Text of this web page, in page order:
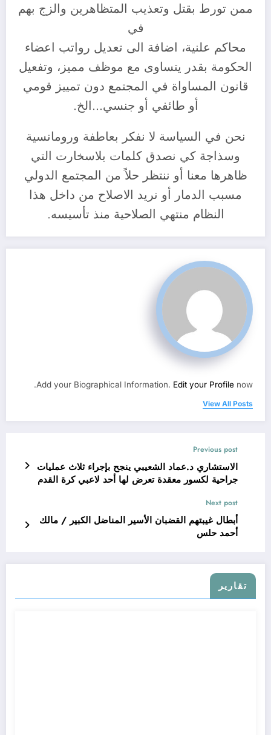
ممن تورط بقتل وتعذيب المتظاهرين والزج بهم
في
محاكم علنية، اضافة الى تعديل رواتب اعضاء
الحكومة بقدر يتساوى مع موظف مميز، وتفعيل
قانون المساواة في المجتمع دون تمييز قومي
أو طائفي أو جنسي…الخ.
نحن في السياسة لا نفكر بعاطفة ورومانسية
وسذاجة كي نصدق كلمات بلاسخارت التي
ظاهرها معنا أو ننتظر حلاً من المجتمع الدولي
مسبب الدمار أو نريد الاصلاح من داخل هذا
النظام منتهي الصلاحية منذ تأسيسه.
Add your Biographical Information. Edit your Profile now.
View All Posts
Previous post
الاستشاري د.عماد الشعيبي ينجح بإجراء ثلاث عمليات
جراحية لكسور معقدة تعرض لها أحد لاعبي كرة القدم
Next post
أبطال غيبتهم القضبان الأسير المناضل الكبير / مالك
أحمد حلس
تقارير